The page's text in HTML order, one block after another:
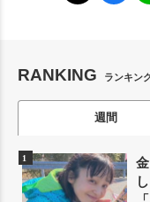
RANKING ランキン
週間